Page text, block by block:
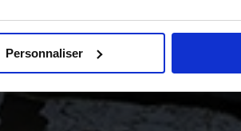
Personnaliser